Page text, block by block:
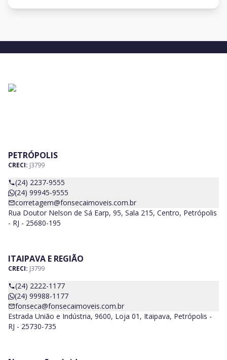
PETRÓPOLIS
CRECI: J3799
(24) 2237-9555
(24) 99945-9555
corretagem@fonsecaimoveis.com.br
Rua Doutor Nelson de Sá Earp, 95, Sala 215, Centro, Petrópolis
- RJ - 25680-195
ITAIPAVA E REGIÃO
CRECI: J3799
(24) 2222-1177
(24) 99988-1177
fonseca@fonsecaimoveis.com.br
Estrada União e Indústria, 9600, Loja 01, Itaipava, Petrópolis -
RJ - 25730-735